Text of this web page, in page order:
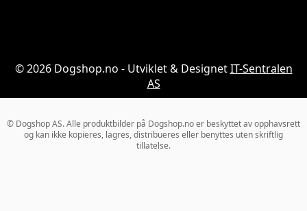
© 2026 Dogshop.no - Utviklet & DesignetIT-Sentralen
AS
© Dogshop AS. Alle produktbilder på Dogshop.no er beskyttet av opphavsrett
og kan ikke kopieres, lagres, distribueres eller benyttes uten skriftlig
tillatelse.